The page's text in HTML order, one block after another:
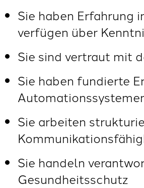
Sie haben Erfahrung
verfügen über
Sie sind vertraut mit
Sie haben fundierte
Sie arbeiten
Sie handeln
Gesundheitsschutz